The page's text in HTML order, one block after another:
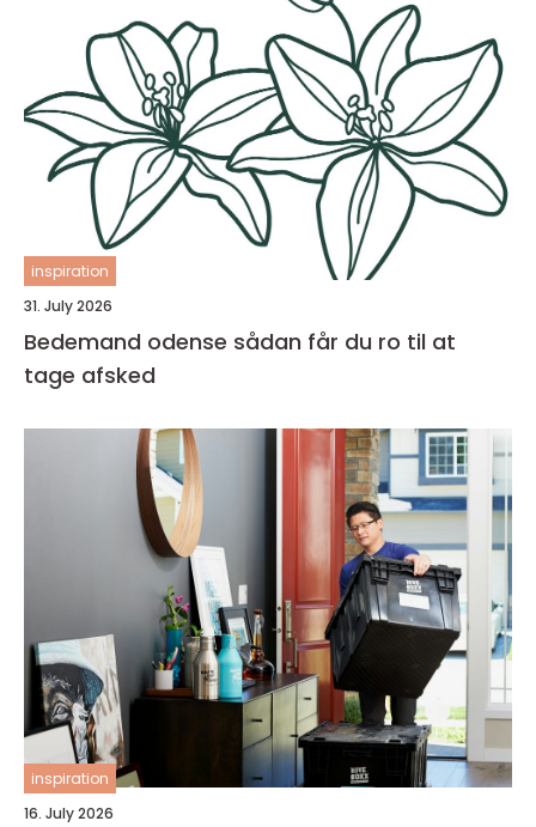
inspiration
31. July 2026
Bedemand odense sådan får du ro til at
tage afsked
inspiration
16. July 2026